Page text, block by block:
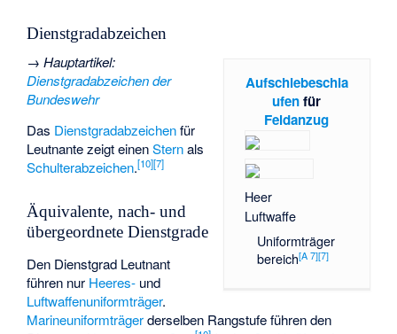
Dienstgradabzeichen
Aufschiebeschla
ufenfür
Feldanzug
Heer
Luftwaffe
Uniformträger
bereich[A 7][7]
→Hauptartikel:
Dienstgradabzeichen der
Bundeswehr
Das Dienstgradabzeichenfür
Leutnante zeigt einenSternals
Schulterabzeichen.[10][7]
Äquivalente, nach- und
übergeordnete Dienstgrade
Den Dienstgrad Leutnant
führen nur Heeres- und
Luftwaffenuniformträger.
Marineuniformträgerderselben Rangstufe führen den